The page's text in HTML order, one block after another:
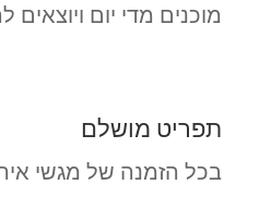
מוכנים מדי יום ויוצאים
תפריט מושלם
בכל הזמנה של מגשי